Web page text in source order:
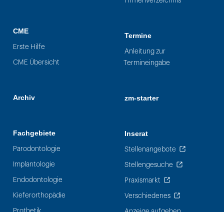
CME
Erste Hilfe
CME Übersicht
Archiv
Fachgebiete
Parodontologie
Implantologie
Endodontologie
Kieferorthopädie
Termine
Anleitung zur
Termineingabe
zm-starter
Inserat
Stellenangebote
Stellengesuche
Praxismarkt
Verschiedenes